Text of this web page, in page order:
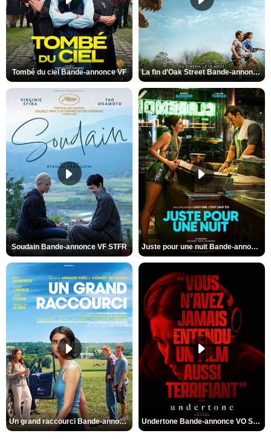
Tombé du ciel Bande-annonce VF La fin d’Oak Street Bande-annonce VO STFR
Soudain Bande-annonce VF STFR Juste pour une nuit Bande-annonce VO STFR
Un grand raccourci Bande-annonce VF Undertone Bande-annonce VO STFR